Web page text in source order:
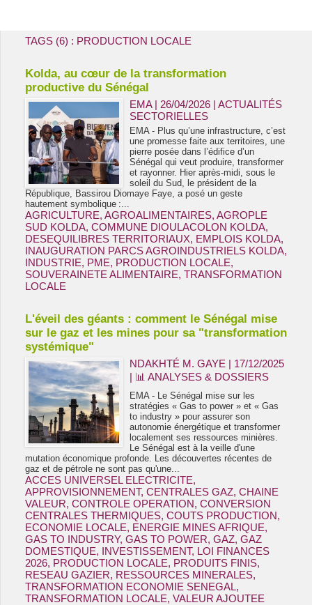
TAGS (6) : PRODUCTION LOCALE
Kolda, au cœur de la transformation
productive du Sénégal
EMA | 26/04/2026 |ACTUALITÉS
SECTORIELLES
EMA - Plus qu’une infrastructure, c’est
une promesse faite aux territoires, une
pierre posée dans l’édifice d’un
Sénégal qui veut produire, transformer
et rayonner. Hier après-midi, sous le
soleil du Sud, le président de la
République, Bassirou Diomaye Faye, a posé un geste
hautement symbolique :...
AGRICULTURE, AGROALIMENTAIRES, AGROPLE
SUD KOLDA, COMMUNE DIOULACOLON KOLDA,
DESEQUILIBRES TERRITORIAUX, EMPLOIS KOLDA,
INAUGURATION PARCS AGROINDUSTRIELS KOLDA,
INDUSTRIE, PME, PRODUCTION LOCALE,
SOUVERAINETE ALIMENTAIRE, TRANSFORMATION
LOCALE
L'éveil des géants : comment le Sénégal mise
sur le gaz et les mines pour sa "transformation
systémique"
NDAKHTÉ M. GAYE | 17/12/2025
| 📊 ANALYSES & DOSSIERS
EMA - Le Sénégal mise sur les
stratégies « Gas to power » et « Gas
to industry » pour assurer son
autonomie énergétique et transformer
localement ses ressources minières.
Le Sénégal est à la veille d'une
mutation économique profonde. Les découvertes récentes de
gaz et de pétrole ne sont pas qu'une...
ACCES UNIVERSEL ELECTRICITE,
APPROVISIONNEMENT, CENTRALES GAZ, CHAINE
VALEUR, CONTROLE OPERATION, CONVERSION
CENTRALES THERMIQUES, COUTS PRODUCTION,
ECONOMIE LOCALE, ENERGIE MINES AFRIQUE,
GAS TO INDUSTRY, GAS TO POWER, GAZ, GAZ
DOMESTIQUE, INVESTISSEMENT, LOI FINANCES
2026, PRODUCTION LOCALE, PRODUITS FINIS,
RESEAU GAZIER, RESSOURCES MINERALES,
TRANSFORMATION ECONOMIE SENEGAL,
TRANSFORMATION LOCALE, VALEUR AJOUTEE